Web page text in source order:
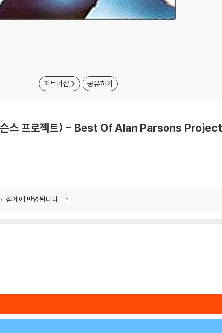
파트너샵 공유하기
스 프로젝트) - Best Of Alan Parsons Project
집계에 반영됩니다.